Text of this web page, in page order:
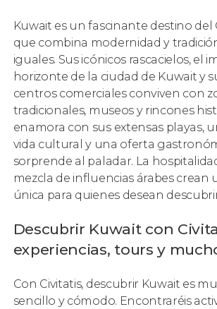
Kuwait es un fascinante destino del
que combina modernidad y
iguales. Sus icónicos rascacielos, el
horizonte de la ciudad de Kuwait y
centros comerciales conviven con
tradicionales, museos y rincones
enamora con sus extensas playas,
vida cultural y una oferta
sorprende al paladar. La
mezcla de influencias árabes crean
única para quienes desean
Descubrir Kuwait con
experiencias, tours y
Con Civitatis, descubrir Kuwait es
sencillo y cómodo. Encontraréis